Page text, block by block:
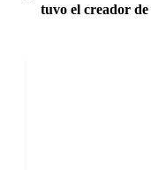
tuvo el creador